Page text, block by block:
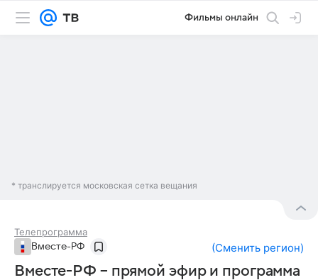
Фильмы онлайн
* транслируется московская сетка вещания
Телепрограмма
Вместе-РФ (Сменить регион)
Вместе-РФ – прямой эфир и программа